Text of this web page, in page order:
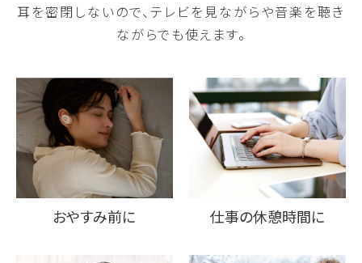
耳を密閉しないので、テレビを見ながらや音楽を聴き
ながらでも使えます。
おやすみ前に 仕事の休憩時間に